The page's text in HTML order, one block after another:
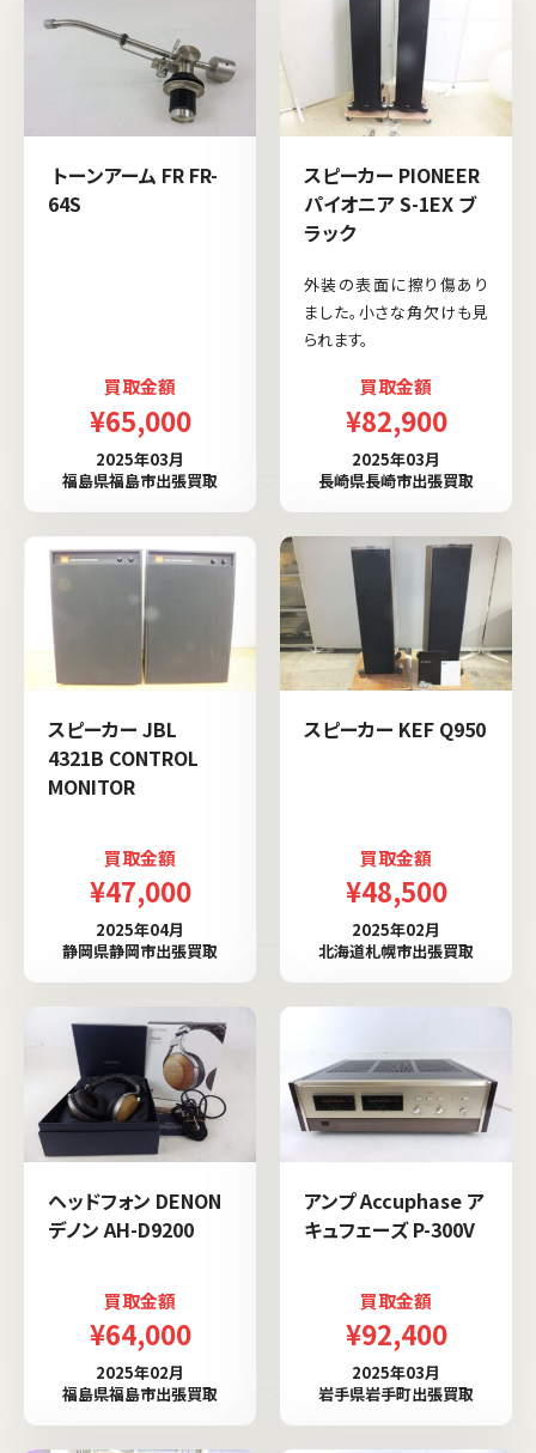
トーンアーム FR FR-
64S
買取金額
¥65,000
2025年03月
福島県福島市出張買取
スピーカー PIONEER
パイオニア S-1EX ブ
ラック
外装の表面に擦り傷あり
ました。小さな角欠けも見
られます。
買取金額
¥82,900
2025年03月
長崎県長崎市出張買取
スピーカー JBL
4321B CONTROL
MONITOR
買取金額
¥47,000
2025年04月
静岡県静岡市出張買取
スピーカー KEF Q950
買取金額
¥48,500
2025年02月
北海道札幌市出張買取
ヘッドフォン DENON
デノン AH-D9200
買取金額
¥64,000
2025年02月
福島県福島市出張買取
アンプ Accuphase ア
キュフェーズ P-300V
買取金額
¥92,400
2025年03月
岩手県岩手町出張買取